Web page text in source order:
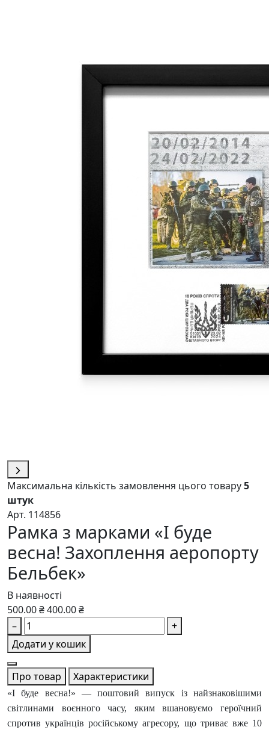
Максимальна кількість замовлення цього товару5
штук
Арт. 114856
Рамка з марками «І буде
весна! Захоплення аеропорту
Бельбек»
В наявності
500.00 ₴400.00 ₴
–
+
Додати у кошик
Про товар Характеристики
«І буде весна!» — поштовий випуск із найзнаковішими
світлинами воєнного часу, яким вшановуємо героїчний
спротив українців російському агресору, що триває вже 10